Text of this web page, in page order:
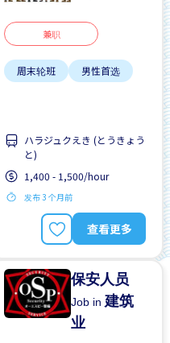
兼职
周末轮班 男性首选
ハラジュクえき (とうきょう
と)
1,400 - 1,500/hour
发布 3 个月前
查看更多
保安人员
Job in 建筑
业